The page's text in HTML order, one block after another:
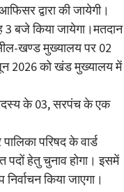
द्वारा की जायेगी।
बजे किया जायेगा।मतदान
खण्ड मुख्यालय पर 02
जून 2026 को खंड मुख्यालय में
सदस्य के 03, सरपंच के एक
परिषद के वार्ड
पदों हेतु चुनाव होगा। इसमें
किया जाएगा।